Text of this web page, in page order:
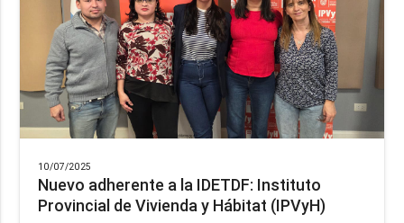
10/07/2025
Nuevo adherente a la IDETDF: Instituto
Provincial de Vivienda y Hábitat (IPVyH)